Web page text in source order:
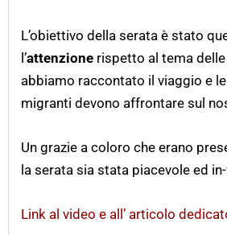
L’obiettivo della serata è stato
l’attenzione rispetto al tema delle
abbiamo raccontato il viaggio e
migranti devono affrontare sul
Un grazie a coloro che erano
la serata sia stata piacevole ed
Link al video e all’ articolo